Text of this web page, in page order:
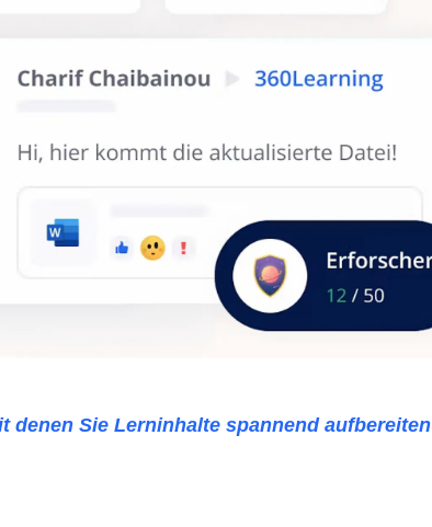
denen Sie Lerninhalte spannend aufbereiten